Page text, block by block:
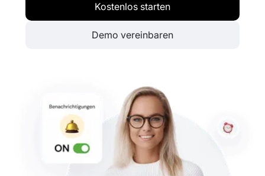
Kostenlos starten
Demo vereinbaren